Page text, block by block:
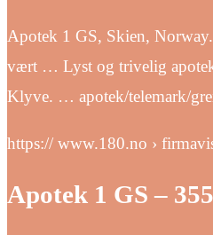
Apotek 1 GS, Skien,
vært … Lyst og trivelig apotek
Klyve. … apotek/telemark/
https:// www.180.no ›
Apotek 1 GS –